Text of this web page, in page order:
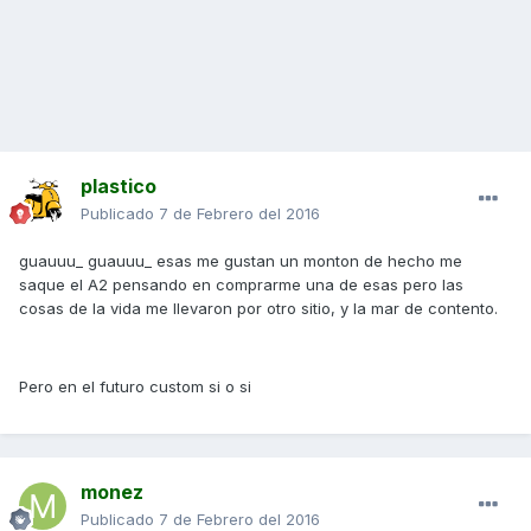
plastico
Publicado 7 de Febrero del 2016
guauuu_ guauuu_ esas me gustan un monton de hecho me
saque el A2 pensando en comprarme una de esas pero las
cosas de la vida me llevaron por otro sitio, y la mar de contento.
Pero en el futuro custom si o si
monez
Publicado 7 de Febrero del 2016